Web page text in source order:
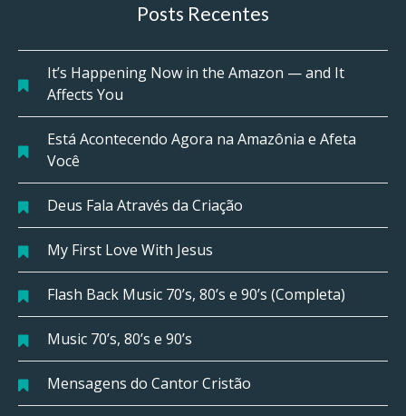
Posts Recentes
It’s Happening Now in the Amazon — and It
Affects You
Está Acontecendo Agora na Amazônia e Afeta
Você
Deus Fala Através da Criação
My First Love With Jesus
Flash Back Music 70’s, 80’s e 90’s (Completa)
Music 70’s, 80’s e 90’s
Mensagens do Cantor Cristão